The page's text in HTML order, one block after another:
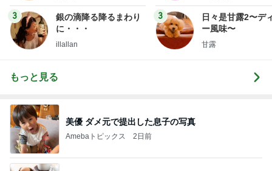
3
銀の滴降る降るまわり
に・・・
illallan
3
日々是甘露2〜デ
ー風味〜
甘露
もっと見る
美優 ダメ元で提出した息子の写真
Amebaトピックス 2日前